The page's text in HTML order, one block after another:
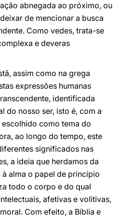
abnegada ao próximo, ou
de mencionar a busca
Como vedes, trata-se
e deveras
assim como na grega
expressões humanas
identificada
do nosso ser, isto é, com a
como tema do
ao longo do tempo, este
significados nas
a ideia que herdamos da
alma o papel de princípio
todo o corpo e do qual
afetivas e volitivas,
Com efeito, a Bíblia e